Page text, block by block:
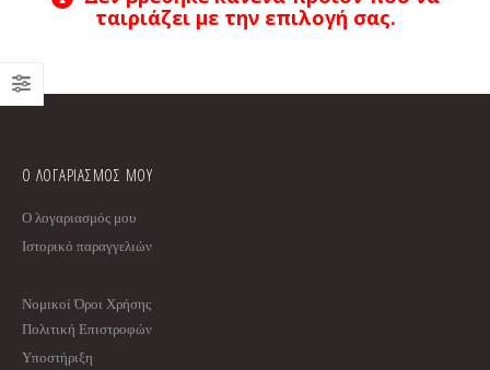
ταιριάζει με την επιλογή σας.
Ο ΛΟΓΑΡΙΑΣΜΟΣ ΜΟΥ
Ο λογαριασμός μου
Ιστορικό παραγγελιών
Νομικοί Όροι Χρήσης
Πολιτική Επιστροφών
Υποστήριξη